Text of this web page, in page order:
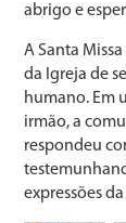
abrigo e
A Santa
da Igreja de
humano. Em
irmão, a
respondeu
expressões